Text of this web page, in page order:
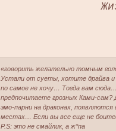
«говорить желательно томным
Устали от суеты, хотите драйва
по самое не хочу… Тогда вам
предпочитаете грозных Ками-
эмо-парни на драконах,
местах… Если вы все еще не
P.S: это не смайлик, а ж*па